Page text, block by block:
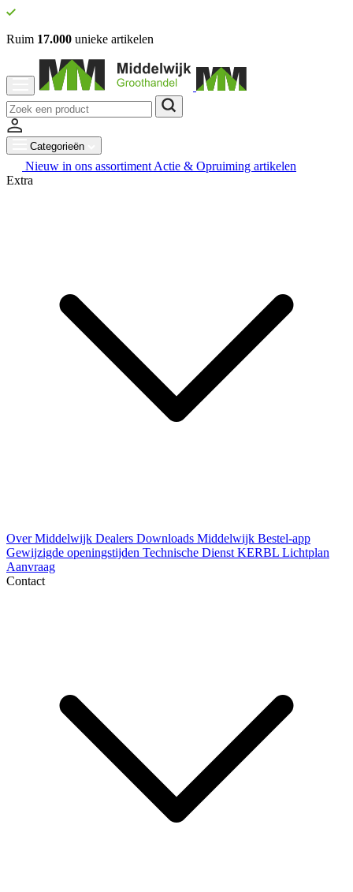
Ruim 17.000 unieke artikelen
Categorieën
Nieuw in ons assortiment Actie & Opruiming artikelen
Extra
Over Middelwijk Dealers Downloads Middelwijk Bestel-app
Gewijzigde openingstijden Technische Dienst KERBL Lichtplan
Aanvraag
Contact